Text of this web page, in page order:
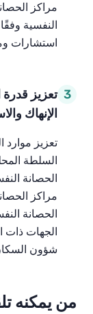
مراكز
النفسية وفقًا
استشارات
3 تعزيز
الإنهاك
تعزيز موارد
السلطة
الحصانة
مراكز
الحصانة
الجهات ذات
شؤون
من يمكنه